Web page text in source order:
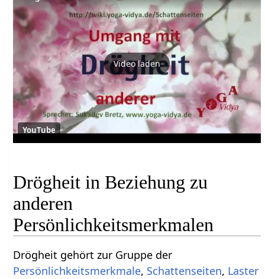
Video laden
YouTube
Drögheit in Beziehung zu
anderen
Persönlichkeitsmerkmalen
Drögheit gehört zur Gruppe der
Persönlichkeitsmerkmale, Schattenseiten, Laster